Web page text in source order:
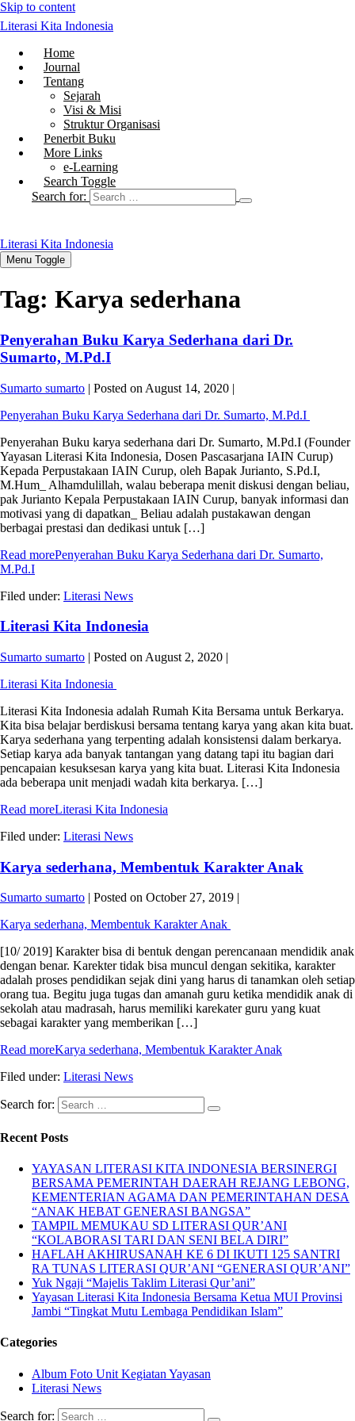
Skip to content
Literasi Kita Indonesia
Home
Journal
Tentang
Sejarah
Visi & Misi
Struktur Organisasi
Penerbit Buku
More Links
e-Learning
Search Toggle
Search for:
Literasi Kita Indonesia
Menu Toggle
Tag: Karya sederhana
Penyerahan Buku Karya Sederhana dari Dr.
Sumarto, M.Pd.I
Sumarto sumarto | Posted on August 14, 2020 |
Penyerahan Buku Karya Sederhana dari Dr. Sumarto, M.Pd.I
Penyerahan Buku karya sederhana dari Dr. Sumarto, M.Pd.I (Founder
Yayasan Literasi Kita Indonesia, Dosen Pascasarjana IAIN Curup)
Kepada Perpustakaan IAIN Curup, oleh Bapak Jurianto, S.Pd.I,
M.Hum_ Alhamdulillah, walau beberapa menit diskusi dengan beliau,
pak Jurianto Kepala Perpustakaan IAIN Curup, banyak informasi dan
motivasi yang di dapatkan_ Beliau adalah pustakawan dengan
berbagai prestasi dan dedikasi untuk […]
Read morePenyerahan Buku Karya Sederhana dari Dr. Sumarto,
M.Pd.I
Filed under: Literasi News
Literasi Kita Indonesia
Sumarto sumarto | Posted on August 2, 2020 |
Literasi Kita Indonesia
Literasi Kita Indonesia adalah Rumah Kita Bersama untuk Berkarya.
Kita bisa belajar berdiskusi bersama tentang karya yang akan kita buat.
Karya sederhana yang terpenting adalah konsistensi dalam berkarya.
Setiap karya ada banyak tantangan yang datang tapi itu bagian dari
pencapaian kesuksesan karya yang kita buat. Literasi Kita Indonesia
ada beberapa unit menjadi wadah kita berkarya. […]
Read moreLiterasi Kita Indonesia
Filed under: Literasi News
Karya sederhana, Membentuk Karakter Anak
Sumarto sumarto Posted on October 27, 2019
Karya sederhana, Membentuk Karakter Anak
[10/ 2019] Karakter bisa di bentuk dengan perencanaan mendidik anak
dengan benar. Karekter tidak bisa muncul dengan sekitika, karakter
adalah proses pendidikan sejak dini yang harus di tanamkan oleh setiap
orang tua. Begitu juga tugas dan amanah guru ketika mendidik anak di
sekolah atau madrasah, harus memiliki karekater guru yang kuat
sebagai karakter yang memberikan […]
Read moreKarya sederhana, Membentuk Karakter Anak
Filed under: Literasi News
Search for:
Recent Posts
YAYASAN LITERASI KITA INDONESIA BERSINERGI
BERSAMA PEMERINTAH DAERAH REJANG LEBONG,
KEMENTERIAN AGAMA DAN PEMERINTAHAN DESA
“ANAK HEBAT GENERASI BANGSA”
TAMPIL MEMUKAU SD LITERASI QUR’ANI
“KOLABORASI TARI DAN SENI BELA DIRI”
HAFLAH AKHIRUSANAH KE 6 DI IKUTI 125 SANTRI
RA TUNAS LITERASI QUR’ANI “GENERASI QUR’ANI”
Yuk Ngaji “Majelis Taklim Literasi Qur’ani”
Yayasan Literasi Kita Indonesia Bersama Ketua MUI Provinsi
Jambi “Tingkat Mutu Lembaga Pendidikan Islam”
Categories
Album Foto Unit Kegiatan Yayasan
Literasi News
Search for: